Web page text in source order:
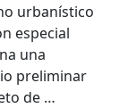
urbanístico
especial
una
preliminar
de …